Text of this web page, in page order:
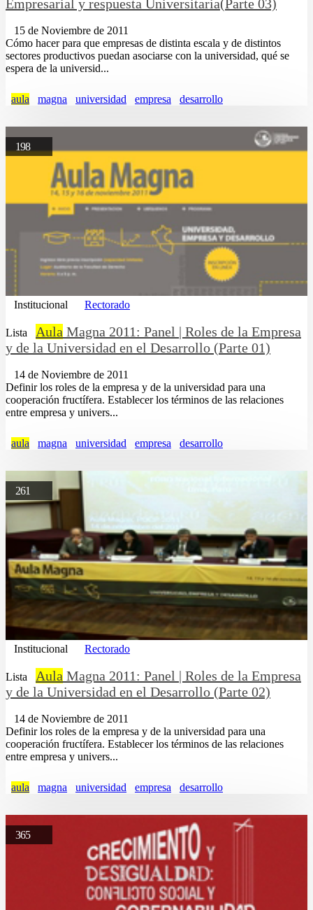
Empresarial y respuesta Universitaria(Parte 03)
15 de Noviembre de 2011
Cómo hacer para que empresas de distinta escala y de distintos
sectores productivos puedan asociarse con la universidad, qué se
espera de la universid...
aula magna universidad empresa desarrollo
198
Institucional Rectorado
Lista Aula Magna 2011: Panel | Roles de la Empresa
y de la Universidad en el Desarrollo (Parte 01)
14 de Noviembre de 2011
Definir los roles de la empresa y de la universidad para una
cooperación fructífera. Establecer los términos de las relaciones
entre empresa y univers...
aula magna universidad empresa desarrollo
261
Institucional Rectorado
Lista Aula Magna 2011: Panel | Roles de la Empresa
y de la Universidad en el Desarrollo (Parte 02)
14 de Noviembre de 2011
Definir los roles de la empresa y de la universidad para una
cooperación fructífera. Establecer los términos de las relaciones
entre empresa y univers...
aula magna universidad empresa desarrollo
365